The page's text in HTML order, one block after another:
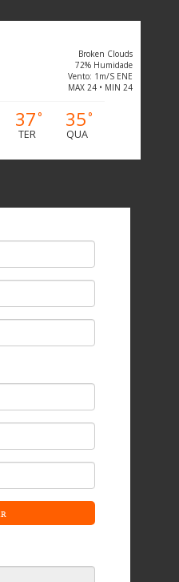
Broken Clouds
72% Humidade
Vento: 1m/s ENE
MAX 24 • MIN 24
37°
TER
35°
QUA